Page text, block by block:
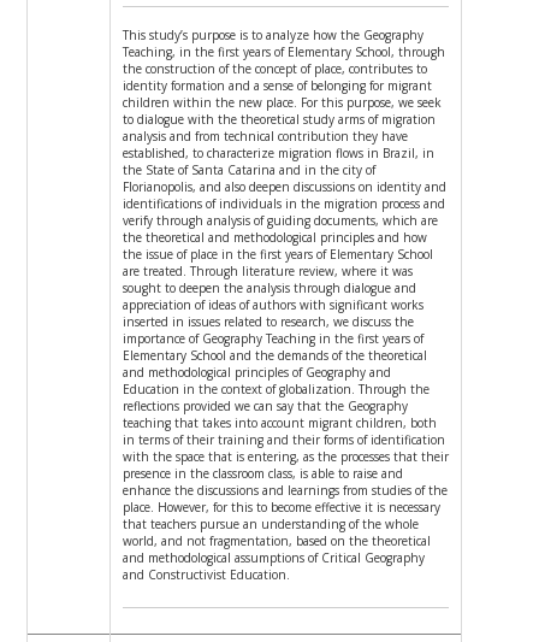
This study’s purpose is to analyze how the Geography
Teaching, in the first years of Elementary School, through
the construction of the concept of place, contributes to
identity formation and a sense of belonging for migrant
children within the new place. For this purpose, we seek
to dialogue with the theoretical study arms of migration
analysis and from technical contribution they have
established, to characterize migration flows in Brazil, in
the State of Santa Catarina and in the city of
Florianopolis, and also deepen discussions on identity and
identifications of individuals in the migration process and
verify through analysis of guiding documents, which are
the theoretical and methodological principles and how
the issue of place in the first years of Elementary School
are treated. Through literature review, where it was
sought to deepen the analysis through dialogue and
appreciation of ideas of authors with significant works
inserted in issues related to research, we discuss the
importance of Geography Teaching in the first years of
Elementary School and the demands of the theoretical
and methodological principles of Geography and
Education in the context of globalization. Through the
reflections provided we can say that the Geography
teaching that takes into account migrant children, both
in terms of their training and their forms of identification
with the space that is entering, as the processes that their
presence in the classroom class, is able to raise and
enhance the discussions and learnings from studies of the
place. However, for this to become effective it is necessary
that teachers pursue an understanding of the whole
world, and not fragmentation, based on the theoretical
and methodological assumptions of Critical Geography
and Constructivist Education.